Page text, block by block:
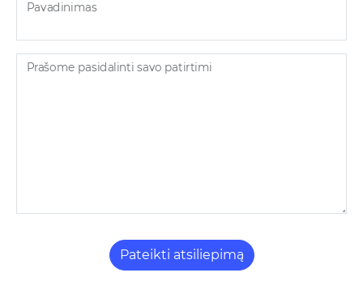
Pavadinimas
Prašome pasidalinti savo patirtimi